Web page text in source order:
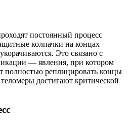
постоянный процесс
колпачки на концах
Это связано с
— явления, при котором
реплицировать концы
достигают критической